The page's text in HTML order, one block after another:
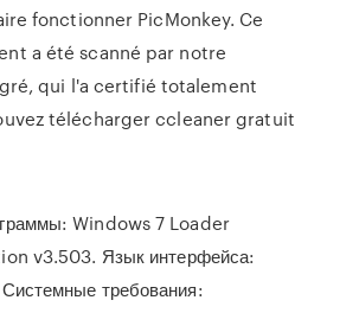
fonctionner PicMonkey. Ce
a été scanné par notre
qui l'a certifié totalement
télécharger ccleaner gratuit
Windows 7 Loader
v3.503. Язык интерфейса:
требования: